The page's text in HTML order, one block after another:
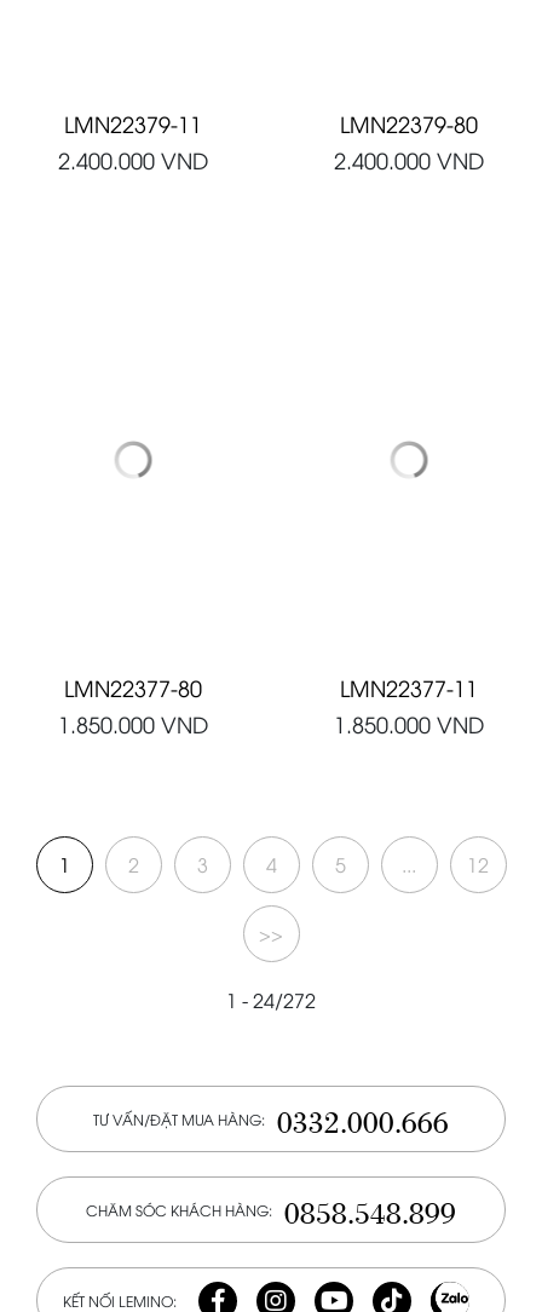
LMN22379-11
2.400.000 VND
LMN22379-80
2.400.000 VND
LMN22377-80
1.850.000 VND
LMN22377-11
1.850.000 VND
1 2 3 4 5 ... 12
>>
1 - 24/272
TƯ VẤN/ĐẶT MUA HÀNG: 0332.000.666
CHĂM SÓC KHÁCH HÀNG: 0858.548.899
KẾT NỐI LEMINO: